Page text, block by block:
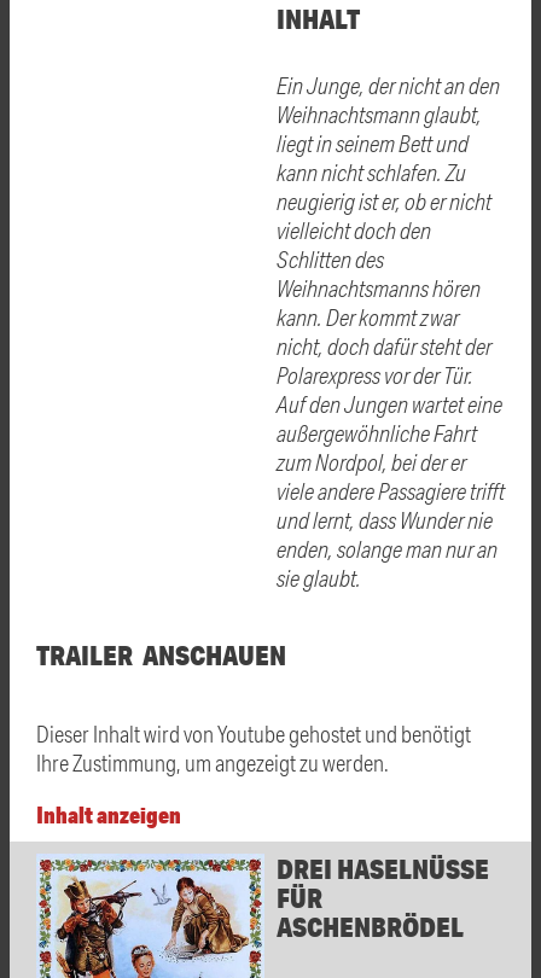
INHALT
Ein Junge, der nicht an den
Weihnachtsmann glaubt,
liegt in seinem Bett und
kann nicht schlafen. Zu
neugierig ist er, ob er nicht
vielleicht doch den
Schlitten des
Weihnachtsmanns hören
kann. Der kommt zwar
nicht, doch dafür steht der
Polarexpress vor der Tür.
Auf den Jungen wartet eine
außergewöhnliche Fahrt
zum Nordpol, bei der er
viele andere Passagiere trifft
und lernt, dass Wunder nie
enden, solange man nur an
sie glaubt.
TRAILER ANSCHAUEN
Dieser Inhalt wird von Youtube gehostet und benötigt
Ihre Zustimmung, um angezeigt zu werden.
Inhalt anzeigen
DREI HASELNÜSSE
FÜR
ASCHENBRÖDEL